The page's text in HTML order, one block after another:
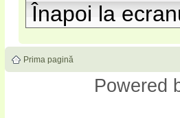
Înapoi la
Prima pagină
Powered